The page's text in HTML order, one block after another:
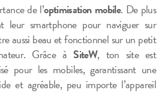
de l’optimisation mobile. De plus
leur smartphone pour naviguer sur
aussi beau et fonctionnel sur un petit
Grâce à SiteW, ton site est
pour les mobiles, garantissant une
et agréable, peu importe l’appareil